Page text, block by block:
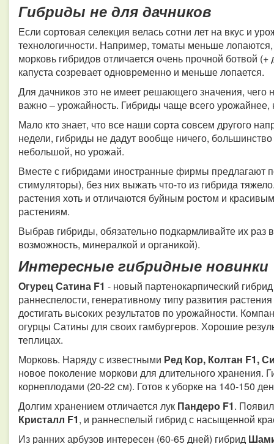
Гибриды не для дачников
Если сортовая селекция велась сотни лет на вкус и
технологичности. Например, томаты меньше
морковь гибридов отличается очень прочной ботвой
капуста созревает одновременно и меньше лопается.
Для дачников это не имеет решающего значения, чего
важно – урожайность. Гибриды чаще всего урожайнее,
Мало кто знает, что все наши сорта совсем другого
недели, гибриды не дадут вообще ничего,
небольшой, но урожай.
Вместе с гибридами иностранные фирмы предлагают
стимуляторы), без них выжать что-то из гибрида
растения хоть и отличаются буйным ростом и
растениям.
Выбрав гибриды, обязательно подкармливайте их раз
возможность, минералкой и органикой).
Интересные гибридные новинки
Огурец Сатина F1 - новый партенокарпический
раннеспелости, генеративному типу развития
достигать высоких результатов по урожайности.
огурцы Сатины для своих гамбургеров. Хорошие
теплицах.
Морковь. Наряду с известными Ред Кор, Колтан F1,
новое поколение моркови для длительного хранения.
корнеплодами (20-22 см). Готов к уборке на 140-150
Долгим хранением отличается лук Пандеро F1.
Кристалл F1, и раннеспелый гибрид с насыщенной
Из ранних арбузов интересен (60-65 дней) гибрид